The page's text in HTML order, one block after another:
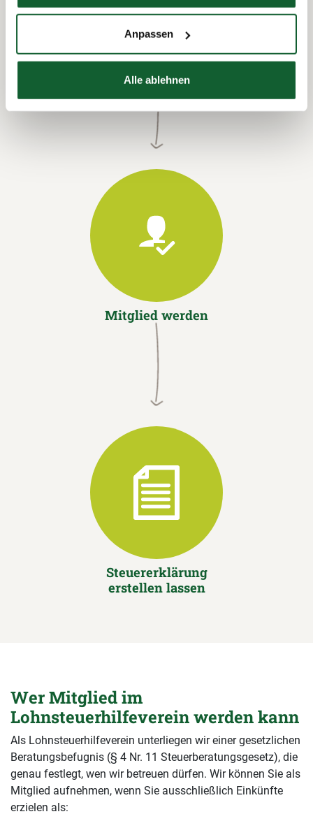
Anpassen
Alle ablehnen
Termin vereinbaren
Mitglied werden
Steuererklärung
erstellen lassen
Wer Mitglied im
Lohnsteuerhilfeverein werden kann
Als Lohnsteuerhilfeverein unterliegen wir einer gesetzlichen
Beratungsbefugnis (§ 4 Nr. 11 Steuerberatungsgesetz), die
genau festlegt, wen wir betreuen dürfen. Wir können Sie als
Mitglied aufnehmen, wenn Sie ausschließlich Einkünfte
erzielen als: